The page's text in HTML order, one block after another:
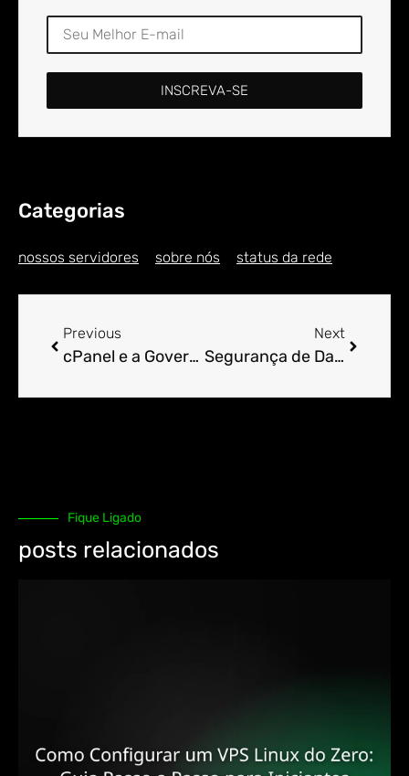
INSCREVA-SE
Categorias
nossos servidores sobre nós status da rede
Previous
cPanel e a Governança de Dados: Um Guia Prático.
Next
Segurança de Dados em Hospedagem Compartilhada com cPanel.
Fique Ligado
posts relacionados